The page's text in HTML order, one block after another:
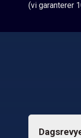
(vi garanterer